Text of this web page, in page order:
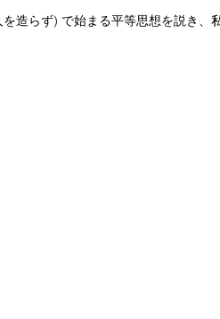
造らず) で始まる平等思想を説き、